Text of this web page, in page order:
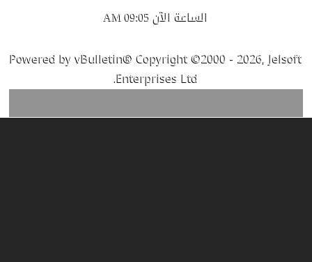
الساعة الآن 09:05 AM
Powered by vBulletin® Copyright ©2000 - 2026, Jelsoft
Enterprises Ltd.